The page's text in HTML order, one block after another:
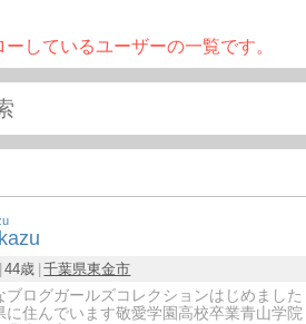
しているユーザーの一覧です。
44歳 千葉県東金市
ブログガールズコレクションはじめました
に住んでいます敬愛学園高校卒業青山学院